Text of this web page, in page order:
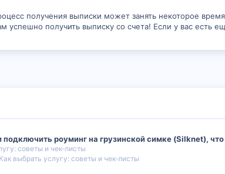
получения выписки может занять некоторое
успешно получить выписку со счета! Если у вас есть
роуминг на грузинской симке (Silknet),
советы и чек‑листы
Как выбрать услугу: советы и чек‑листы